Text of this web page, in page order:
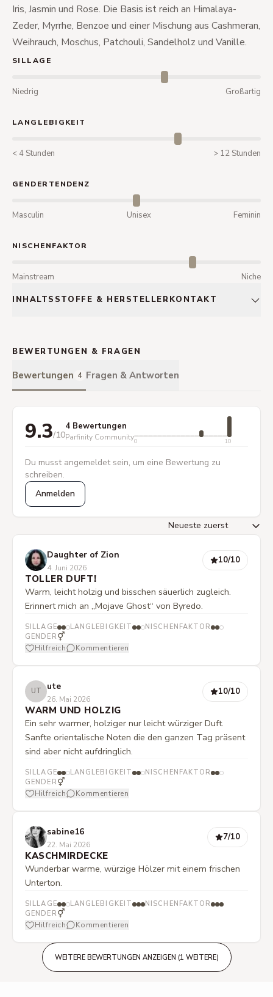
Iris, Jasmin und Rose. Die Basis ist reich an Himalaya-
Zeder, Myrrhe, Benzoe und einer Mischung aus Cashmeran,
Weihrauch, Moschus, Patchouli, Sandelholz und Vanille.
SILLAGE
Niedrig Großartig
LANGLEBIGKEIT
< 4 Stunden > 12 Stunden
GENDERTENDENZ
Masculin Unisex Feminin
NISCHENFAKTOR
Mainstream Niche
INHALTSSTOFFE & HERSTELLERKONTAKT
BEWERTUNGEN & FRAGEN
Bewertungen 4 Fragen & Antworten
9.3/10
4 Bewertungen
Parfinity Community0 10
Du musst angemeldet sein, um eine Bewertung zu
schreiben.
Anmelden
Daughter of Zion
4. Juni 2026
10/10
TOLLER DUFT!
Warm, leicht holzig und bisschen säuerlich zugleich.
Erinnert mich an „Mojave Ghost“ von Byredo.
SILLAGE LANGLEBIGKEIT
NISCHENFAKTOR
GENDER ⚥
Hilfreich Kommentieren
UT ute
26. Mai 2026
10/10
WARM UND HOLZIG
Ein sehr warmer, holziger nur leicht würziger Duft.
Sanfte orientalische Noten die den ganzen Tag präsent
sind aber nicht aufdringlich.
SILLAGE LANGLEBIGKEIT
NISCHENFAKTOR
GENDER ⚥
Hilfreich Kommentieren
sabine16
22. Mai 2026
7/10
KASCHMIRDECKE
Wunderbar warme, würzige Hölzer mit einem frischen
Unterton.
SILLAGE LANGLEBIGKEIT
NISCHENFAKTOR
GENDER ⚥
Hilfreich Kommentieren
WEITERE BEWERTUNGEN ANZEIGEN (1 WEITERE)